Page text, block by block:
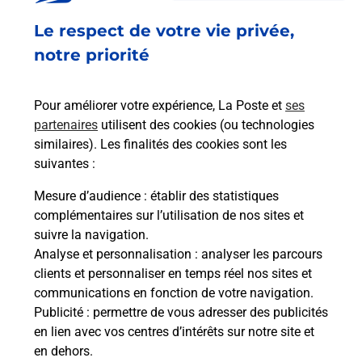
Le respect de votre vie privée,
notre priorité
Pour améliorer votre expérience, La Poste et ses
partenaires utilisent des cookies (ou technologies
similaires). Les finalités des cookies sont les
suivantes :
Mesure d’audience : établir des statistiques
complémentaires sur l’utilisation de nos sites et
suivre la navigation.
Analyse et personnalisation : analyser les parcours
clients et personnaliser en temps réel nos sites et
communications en fonction de votre navigation.
Publicité : permettre de vous adresser des publicités
en lien avec vos centres d’intérêts sur notre site et
en dehors.
SARL JOUANY ET FILS
82220 PUYCORNET
Malin !
La Poste
en ligne
Ouvert 24h/24
En savoir plus